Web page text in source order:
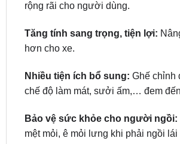
rộng rãi cho người dùng.
Tăng tính sang trọng, tiện lợi:
hơn cho xe.
Nhiều tiện ích bổ sung: Ghế chỉnh
chế độ làm mát, sưởi ấm,… đem
Bảo vệ sức khỏe cho người ngồi:
mệt mỏi, ê mỏi lưng khi phải ngồi lái